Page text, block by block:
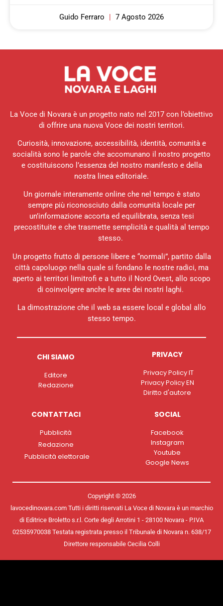
Guido Ferraro 7 Agosto 2026
La Voce di Novara è un progetto nato nel 2017 con l’obiettivo
di offrire una nuova Voce dei nostri territori.
Curiosità, innovazione, accessibilità, identità, comunità e
socialità sono le parole che accomunano il nostro progetto
e costituiscono l’essenza del nostro manifesto e della
nostra linea editoriale.
Un giornale interamente online che nel tempo è stato
sempre più riconosciuto dalla comunità locale per
un’informazione accorta ed equilibrata, senza tesi
precostituite e che trasmette semplicità e qualità al tempo
stesso.
Un progetto frutto di persone libere e “normali”, partito dalla
città capoluogo nella quale si fondano le nostre radici, ma
aperto ai territori limitrofi e a tutto il Nord Ovest, allo scopo
di coinvolgere anche le aree dei nostri laghi.
La dimostrazione che il web sa essere local e global allo
stesso tempo.
CHI SIAMO
Editore
Redazione
PRIVACY
Privacy Policy IT
Privacy Policy EN
Diritto d'autore
CONTATTACI
Pubblicità
Redazione
Pubblicità elettorale
SOCIAL
Facebook
Instagram
Youtube
Google News
Copyright © 2026
lavocedinovara.com Tutti i diritti riservati La Voce di Novara è un marchio
di Editrice Broletto s.r.l. Corte degli Arrotini 1 - 28100 Novara - P.IVA
02535970038 Testata registrata presso il Tribunale di Novara n. 638/17
Direttore responsabile Cecilia Colli